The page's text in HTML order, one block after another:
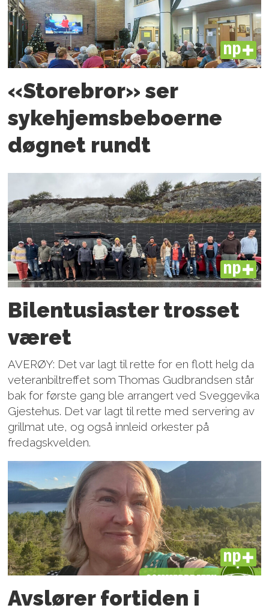
PLUS
«Storebror» ser
sykehjemsbeboerne
døgnet rundt
PLUS
Bilentusiaster trosset
været
AVERØY: Det var lagt til rette for en flott helg da
veteranbiltreffet som Thomas Gudbrandsen står
bak for første gang ble arrangert ved Sveggevika
Gjestehus. Det var lagt til rette med servering av
grillmat ute, og også innleid orkester på
fredagskvelden.
PLUS
Avslører fortiden i